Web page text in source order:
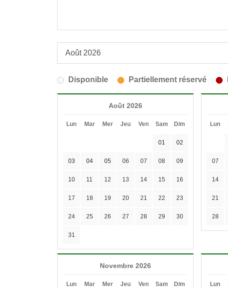
Disponible Partiellement réservé
Août 2026
Lun Mar Mer Jeu Ven Sam Dim
01 02
03 04 05 06 07 08 09
10 11 12 13 14 15 16
17 18 19 20 21 22 23
24 25 26 27 28 29 30
31
Lun
07
14
21
28
Novembre 2026
Lun Mar Mer Jeu Ven Sam Dim Lun